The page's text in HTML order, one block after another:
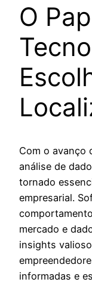
O
Com o avanço
análise de
tornado
empresarial.
mercado e
insights
informadas e